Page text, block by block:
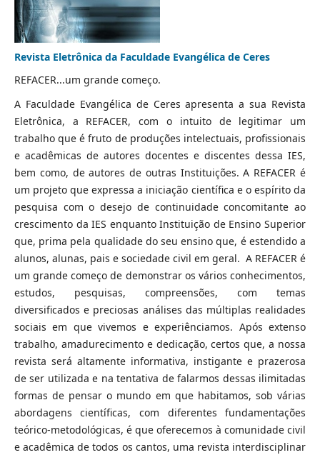
Revista Eletrônica da Faculdade Evangélica de Ceres
REFACER...um grande começo.
A Faculdade Evangélica de Ceres apresenta a sua Revista
Eletrônica, a REFACER, com o intuito de legitimar um
trabalho que é fruto de produções intelectuais, profissionais
e acadêmicas de autores docentes e discentes dessa IES,
bem como, de autores de outras Instituições. A REFACER é
um projeto que expressa a iniciação científica e o espírito da
pesquisa com o desejo de continuidade concomitante ao
crescimento da IES enquanto Instituição de Ensino Superior
que, prima pela qualidade do seu ensino que, é estendido a
alunos, alunas, pais e sociedade civil em geral. A REFACER é
um grande começo de demonstrar os vários conhecimentos,
estudos, pesquisas, compreensões, com temas
diversificados e preciosas análises das múltiplas realidades
sociais em que vivemos e experiênciamos. Após extenso
trabalho, amadurecimento e dedicação, certos que, a nossa
revista será altamente informativa, instigante e prazerosa
de ser utilizada e na tentativa de falarmos dessas ilimitadas
formas de pensar o mundo em que habitamos, sob várias
abordagens científicas, com diferentes fundamentações
teórico-metodológicas, é que oferecemos à comunidade civil
e acadêmica de todos os cantos, uma revista interdisciplinar